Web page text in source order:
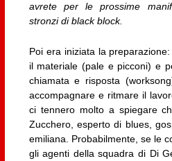
avrete per le prossime
stronzi di black block.
Poi era iniziata la
il materiale (pale e picconi) e
chiamata e risposta
accompagnare e ritmare il
ci tennero molto a spiegare
Zucchero, esperto di blues,
emiliana. Probabilmente, se le
gli agenti della squadra di Di